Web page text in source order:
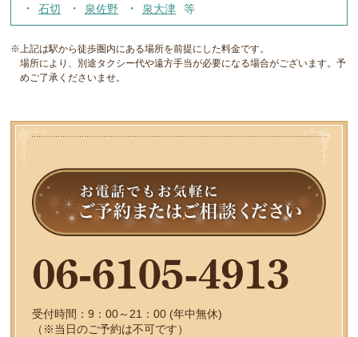
石切 泉佐野 泉大津
※上記は駅から徒歩圏内にある場所を前提にした料金です。
場所により、別途タクシー代や遠方手当が必要になる場合がございます。予
めご了承くださいませ。
受付時間：9：00～21：00 (年中無休)
（※当日のご予約は不可です）